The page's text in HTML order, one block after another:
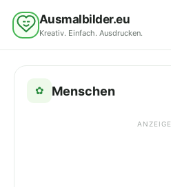
Ausmalbilder.eu
Kreativ. Einfach. Ausdrucken.
✿ Menschen
ANZEIGE